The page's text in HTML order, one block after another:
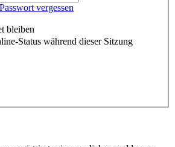
vergessen
bleiben
Status während dieser Sitzung